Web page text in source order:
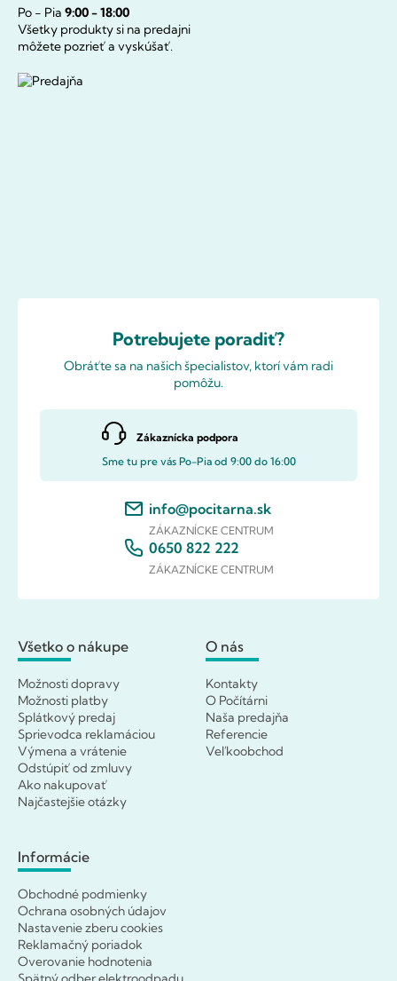
Po - Pia 9:00 - 18:00
Všetky produkty si na predajni
môžete pozrieť a vyskúšať.
Potrebujete poradiť?
Obráťte sa na našich špecialistov, ktorí vám radi
pomôžu.
Zákaznícka podpora
Sme tu pre vás Po-Pia od 9:00 do 16:00
info@pocitarna.sk
ZÁKAZNÍCKE CENTRUM
0650 822 222
ZÁKAZNÍCKE CENTRUM
Všetko o nákupe
Možnosti dopravy
Možnosti platby
Splátkový predaj
Sprievodca reklamáciou
Výmena a vrátenie
Odstúpiť od zmluvy
Ako nakupovať
Najčastejšie otázky
O nás
Kontakty
O Počítárni
Naša predajňa
Referencie
Veľkoobchod
Informácie
Obchodné podmienky
Ochrana osobných údajov
Nastavenie zberu cookies
Reklamačný poriadok
Overovanie hodnotenia